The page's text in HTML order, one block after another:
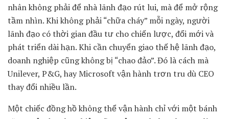
nhân không phải để nhà lãnh đạo rút lui, mà để mở rộng
tầm nhìn. Khi không phải “chữa cháy” mỗi ngày, người
lãnh đạo có thời gian đầu tư cho chiến lược, đổi mới và
phát triển dài hạn. Khi cần chuyển giao thế hệ lãnh đạo,
doanh nghiệp cũng không bị “chao đảo”. Đó là cách mà
Unilever, P&G, hay Microsoft vận hành trơn tru dù CEO
thay đổi nhiều lần.
Một chiếc đồng hồ không thể vận hành chỉ với một bánh